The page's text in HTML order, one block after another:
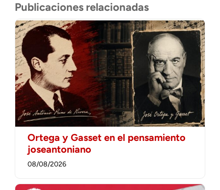
Publicaciones relacionadas
Ortega y Gasset en el pensamiento
joseantoniano
08/08/2026